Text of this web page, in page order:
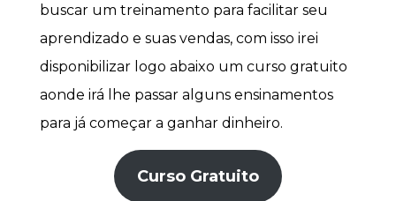
buscar um treinamento para facilitar seu
aprendizado e suas vendas, com isso irei
disponibilizar logo abaixo um curso gratuito
aonde irá lhe passar alguns ensinamentos
para já começar a ganhar dinheiro.
Curso Gratuito